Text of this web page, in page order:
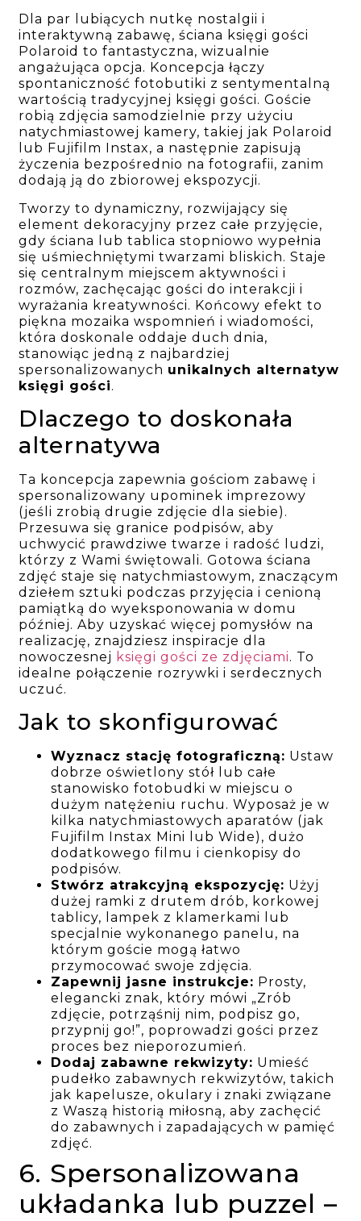
Dla par lubiących nutkę nostalgii i
interaktywną zabawę, ściana księgi gości
Polaroid to fantastyczna, wizualnie
angażująca opcja. Koncepcja łączy
spontaniczność fotobutiki z sentymentalną
wartością tradycyjnej księgi gości. Goście
robią zdjęcia samodzielnie przy użyciu
natychmiastowej kamery, takiej jak Polaroid
lub Fujifilm Instax, a następnie zapisują
życzenia bezpośrednio na fotografii, zanim
dodają ją do zbiorowej ekspozycji.
Tworzy to dynamiczny, rozwijający się
element dekoracyjny przez całe przyjęcie,
gdy ściana lub tablica stopniowo wypełnia
się uśmiechniętymi twarzami bliskich. Staje
się centralnym miejscem aktywności i
rozmów, zachęcając gości do interakcji i
wyrażania kreatywności. Końcowy efekt to
piękna mozaika wspomnień i wiadomości,
która doskonale oddaje duch dnia,
stanowiąc jedną z najbardziej
spersonalizowanych unikalnych alternatyw
księgi gości.
Dlaczego to doskonała
alternatywa
Ta koncepcja zapewnia gościom zabawę i
spersonalizowany upominek imprezowy
(jeśli zrobią drugie zdjęcie dla siebie).
Przesuwa się granice podpisów, aby
uchwycić prawdziwe twarze i radość ludzi,
którzy z Wami świętowali. Gotowa ściana
zdjęć staje się natychmiastowym, znaczącym
dziełem sztuki podczas przyjęcia i cenioną
pamiątką do wyeksponowania w domu
później. Aby uzyskać więcej pomysłów na
realizację, znajdziesz inspiracje dla
nowoczesnej księgi gości ze zdjęciami. To
idealne połączenie rozrywki i serdecznych
uczuć.
Jak to skonfigurować
Wyznacz stację fotograficzną: Ustaw
dobrze oświetlony stół lub całe
stanowisko fotobudki w miejscu o
dużym natężeniu ruchu. Wyposaż je w
kilka natychmiastowych aparatów (jak
Fujifilm Instax Mini lub Wide), dużo
dodatkowego filmu i cienkopisy do
podpisów.
Stwórz atrakcyjną ekspozycję: Użyj
dużej ramki z drutem drób, korkowej
tablicy, lampek z klamerkami lub
specjalnie wykonanego panelu, na
którym goście mogą łatwo
przymocować swoje zdjęcia.
Zapewnij jasne instrukcje: Prosty,
elegancki znak, który mówi „Zrób
zdjęcie, potrząśnij nim, podpisz go,
przypnij go!”, poprowadzi gości przez
proces bez nieporozumień.
Dodaj zabawne rekwizyty: Umieść
pudełko zabawnych rekwizytów, takich
jak kapelusze, okulary i znaki związane
z Waszą historią miłosną, aby zachęcić
do zabawnych i zapadających w pamięć
zdjęć.
6. Spersonalizowana
układanka lub puzzel –